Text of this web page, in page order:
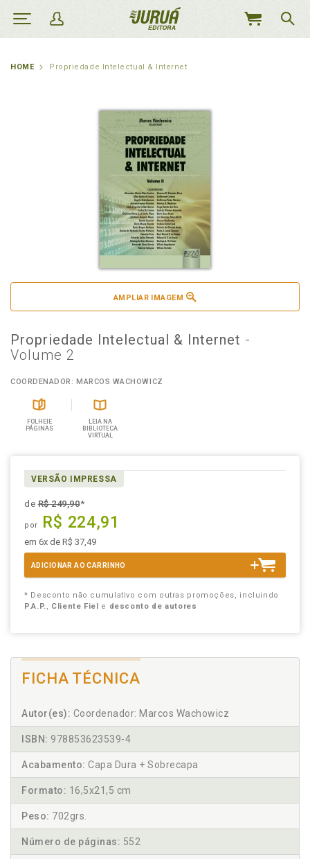
MEU
HOME Propriedade Intelectual & Internet
AMPLIAR IMAGEM
Propriedade Intelectual & Internet -
Volume 2
COORDENADOR: MARCOS WACHOWICZ
FOLHEIE
PÁGINAS
LEIA NA
BIBLIOTECA
VIRTUAL
VERSÃO IMPRESSA
deR$ 249,90*
por R$ 224,91
em 6x de R$ 37,49
ADICIONAR AO CARRINHO
* Desconto não cumulativo com outras promoções, incluindo
P.A.P., Cliente Fiel e desconto de autores
FICHA TÉCNICA
Autor(es): Coordenador: Marcos Wachowicz
ISBN: 978853623539-4
Acabamento: Capa Dura + Sobrecapa
Formato: 16,5x21,5 cm
Peso: 702grs.
Número de páginas: 552